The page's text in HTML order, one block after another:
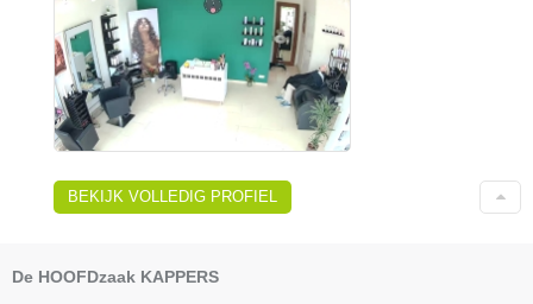
BEKIJK VOLLEDIG PROFIEL
De HOOFDzaak KAPPERS